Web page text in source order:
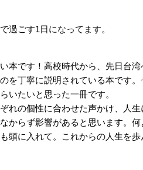
過ごす1日になってます。
本です！高校時代から、先日台湾
を丁寧に説明されている本です。
いたいと思った一冊です。
れの個性に合わせた声かけ、人生
からず影響があると思います。
頭に入れて。これからの人生を歩